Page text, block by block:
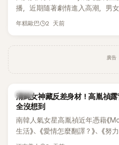
播，近期隨著劇情進入高潮，男
新播出的第8集不僅上演火辣吻戲
年糕歐巴 2 天前
廣告
韓星
清純女神藏反差身材！高胤禎露
全沒想到
南韓人氣女星高胤禎近年憑藉《
生活》、《愛情怎麼翻譯？》、《
作品，躍升為韓劇新一代女神代